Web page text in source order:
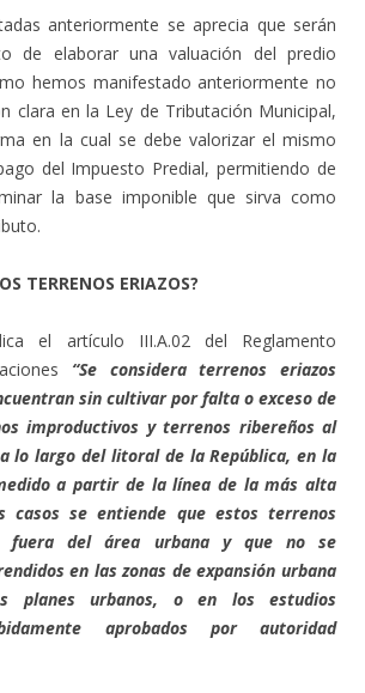
anteriormente se aprecia que serán
de elaborar una valuación del predio
hemos manifestado anteriormente no
clara en la Ley de Tributación Municipal,
en la cual se debe valorizar el mismo
del Impuesto Predial, permitiendo de
la base imponible que sirva como
TERRENOS ERIAZOS?
el artículo III.A.02 del Reglamento
“Se considera terrenos eriazos
sin cultivar por falta o exceso de
improductivos y terrenos ribereños al
lo largo del litoral de la República, en la
a partir de la línea de la más alta
casos se entiende que estos terrenos
fuera del área urbana y que no se
en las zonas de expansión urbana
planes urbanos, o en los estudios
aprobados por autoridad